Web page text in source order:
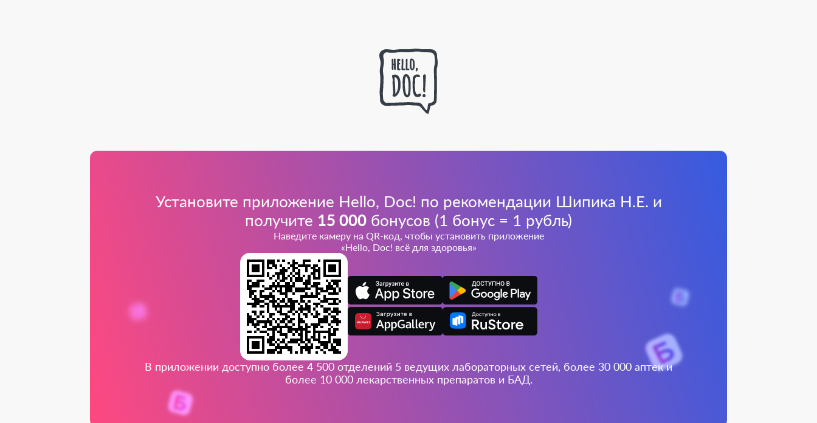
Установите приложение Hello, Doc! по рекомендации Шипика Н.Е. и
получите 15 000 бонусов (1 бонус = 1 рубль)
Наведите камеру на QR-код, чтобы установить приложение
«Hello, Doc! всё для здоровья»
В приложении доступно более 4 500 отделений 5 ведущих лабораторных сетей, более 30 000 аптек и
более 10 000 лекарственных препаратов и БАД.